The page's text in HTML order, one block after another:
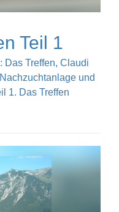
Teil 1
Das Treffen, Claudi
und
1. Das Treffen